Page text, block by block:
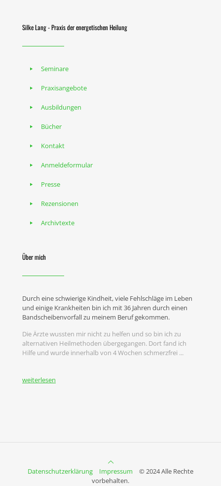
Silke Lang - Praxis der energetischen Heilung
Seminare
Praxisangebote
Ausbildungen
Bücher
Kontakt
Anmeldeformular
Presse
Rezensionen
Archivtexte
Über mich
Durch eine schwierige Kindheit, viele Fehlschläge im Leben
und einige Krankheiten bin ich mit 36 Jahren durch einen
Bandscheibenvorfall zu meinem Beruf gekommen.
Die Ärzte wussten mir nicht zu helfen und so bin ich zu
alternativen Heilmethoden übergegangen. Dort fand ich
Hilfe und wurde innerhalb von 4 Wochen schmerzfrei ...
weiterlesen
Datenschutzerklärung Impressum © 2024 Alle Rechte
vorbehalten.